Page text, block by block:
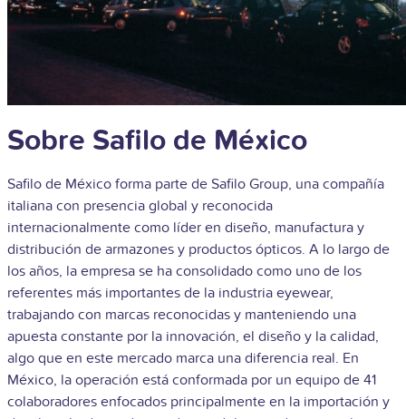
Sobre Safilo de México
Safilo de México forma parte de Safilo Group, una compañía
italiana con presencia global y reconocida
internacionalmente como líder en diseño, manufactura y
distribución de armazones y productos ópticos. A lo largo de
los años, la empresa se ha consolidado como uno de los
referentes más importantes de la industria eyewear,
trabajando con marcas reconocidas y manteniendo una
apuesta constante por la innovación, el diseño y la calidad,
algo que en este mercado marca una diferencia real. En
México, la operación está conformada por un equipo de 41
colaboradores enfocados principalmente en la importación y